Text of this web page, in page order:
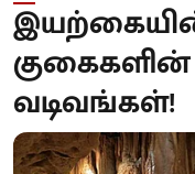
வடிவங்கள்!